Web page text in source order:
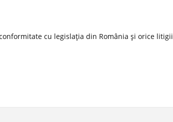
cu legislaţia din România şi orice litigii